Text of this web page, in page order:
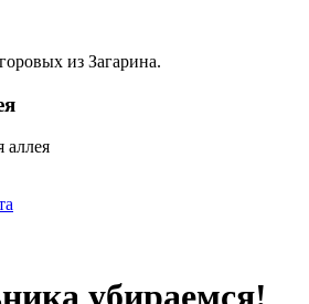
из Загарина.
убираемся!